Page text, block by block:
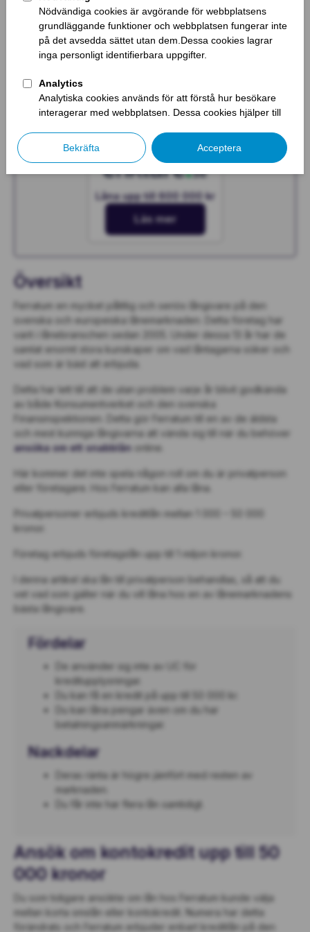
Läs mer
Låna upp till 600 000 kr
Läs mer
Låna upp till 600 000 kr
Läs mer
Översikt
Ferratum en mycket pålitlig och seriös långivare på den
svenska och europeiska lånemarknaden. Detta företag har
varit i lånebranschen sedan 2005. Under dessa 13 år har de
samlat enormt stora kunskaper om vad låntagarna söker och
vad som är bäst att erbjuda.
Detta har lett till att de utan problem varje år blivit godkända
av både Konsumentverket och den svenska
Finansinspektionen. Detta gör Ferratum till en av de äldsta
och mest kunniga långivarna att vända sig till när du behöver
ansöka om ett snabblån online.
Här kommer det inte spela någon roll om du är privatperson
eller företagare. Hos Ferratum kan alla låna.
Privatpersoner erbjuds kreditlån mellan 1 000 – 50 000
kronor.
Företag erbjuds företagslån upp till 1 miljon kronor.
I denna artikel ska lån till privatperson behandlas, så att du
vet vad som gäller när du vill låna hos en av lånemarknadens
bästa långivare.
Fördelar
De använder sig inte av UC för
kreditupplysningar.
Du kan få en kredit på upp till 50 000 kr.
Du kan låna pengar även om du har
betalningsanmärkningar.
Nackdelar
Deras ränta är högre jämfört med resten av
marknaden.
Du får inte har flera lån samtidigt.
Ansök om kontokredit upp till 50
000 kronor
Du som tidigare ansökte om lån hos Ferratum kunde välja
mellan korta smslån eller kontokredit. Numera har detta
förändrats och Ferratum erbjuder enbart kreditlån på den